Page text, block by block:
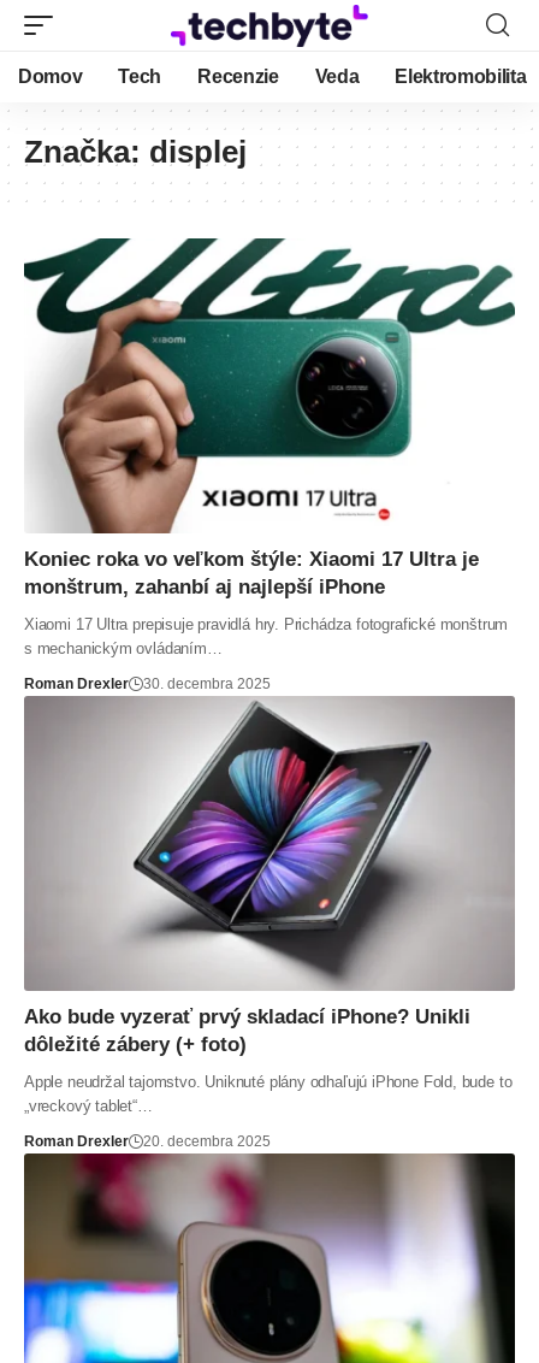
Domov Tech Recenzie Veda Elektromobilita
Značka: displej
Koniec roka vo veľkom štýle: Xiaomi 17 Ultra je
monštrum, zahanbí aj najlepší iPhone
Xiaomi 17 Ultra prepisuje pravidlá hry. Prichádza fotografické monštrum
s mechanickým ovládaním…
Roman Drexler 30. decembra 2025
Ako bude vyzerať prvý skladací iPhone? Unikli
dôležité zábery (+ foto)
Apple neudržal tajomstvo. Uniknuté plány odhaľujú iPhone Fold, bude to
„vreckový tablet“…
Roman Drexler 20. decembra 2025